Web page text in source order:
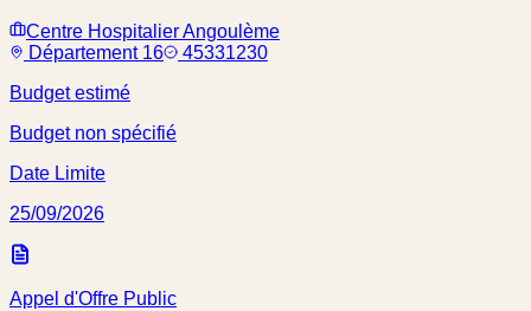
Centre Hospitalier Angoulème
Département 16
45331230
Budget estimé
Budget non spécifié
Date Limite
25/09/2026
Appel d'Offre Public